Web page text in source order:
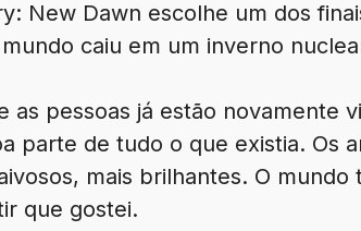
New Dawn escolhe um dos
caiu em um inverno
as pessoas já estão novamente
parte de tudo o que existia. Os
mais brilhantes. O
que gostei.